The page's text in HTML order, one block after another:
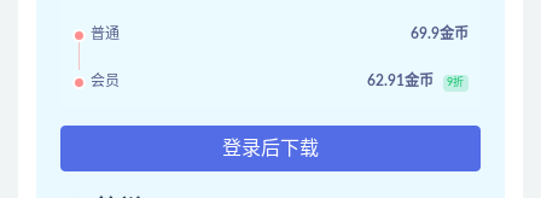
普通 69.9金币
会员 62.91金币 9折
登录后下载